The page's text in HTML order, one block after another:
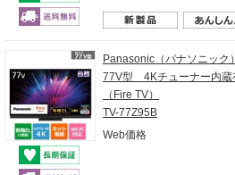
Panasonic（パナソニック）
77V型 4Kチューナー内
（Fire TV）
TV-77Z95B
Web価格